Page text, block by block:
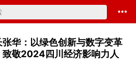
华：以绿色创新与数字变革
致敬2024四川经济影响力人